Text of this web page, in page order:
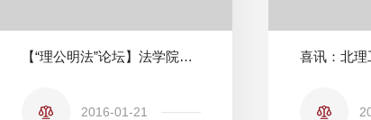
【“理公明法”论坛】法学院实践研究周系列讲座之一
2016-01-21